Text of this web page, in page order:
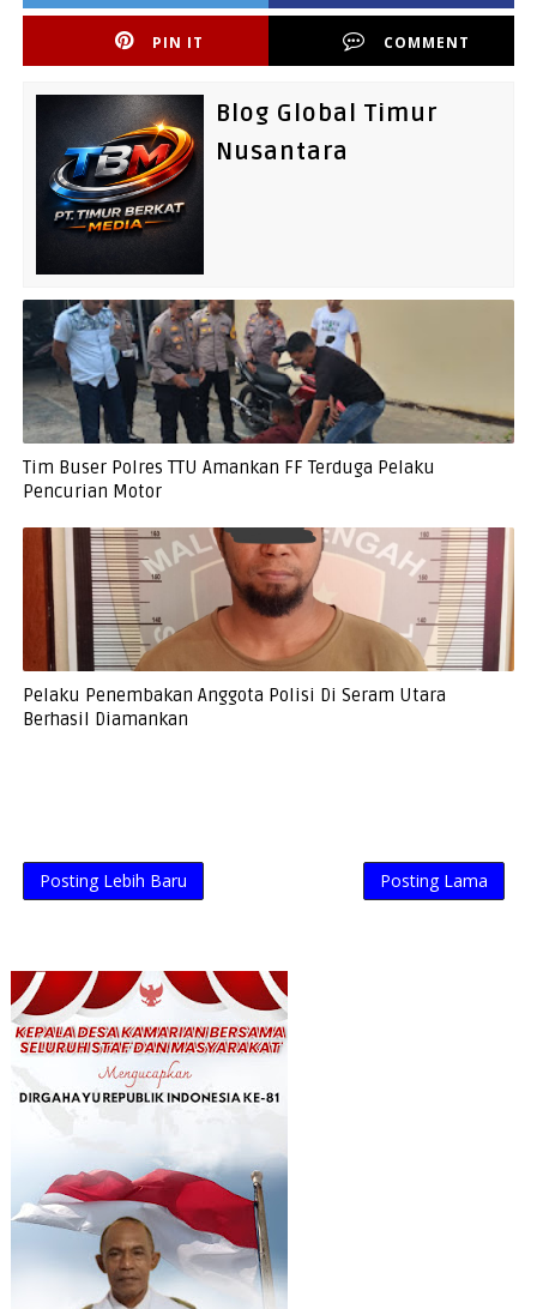
PIN IT COMMENT
Blog Global Timur
Nusantara
Tim Buser Polres TTU Amankan FF Terduga Pelaku
Pencurian Motor
Pelaku Penembakan Anggota Polisi Di Seram Utara
Berhasil Diamankan
Posting Lebih Baru Posting Lama